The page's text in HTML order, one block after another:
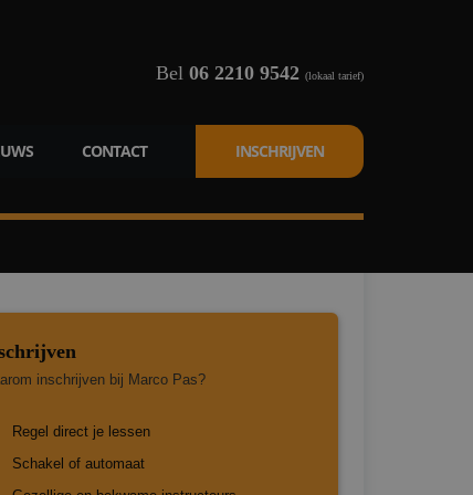
Bel 06 2210 9542 (lokaal tarief)
CONTACT INSCHRIJVEN
inschrijven bij Marco Pas?
Regel direct je lessen
Schakel of automaat